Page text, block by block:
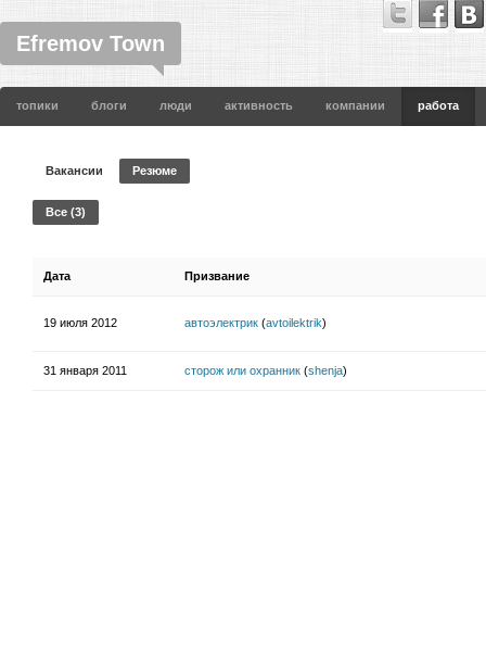
Efremov Town
топики блоги люди активность компании работа
Вакансии Резюме
Все (3)
Дата Призвание
19 июля 2012 автоэлектрик (avtoilektrik)
31 января 2011 сторож или охранник (shenja)